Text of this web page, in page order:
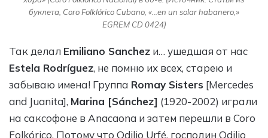
буклета, Coro Folklórico Cubano, «…en un solar habanero,»
EGREM CD 0424)
Так делал Emiliano Sanchez и… ушедшая от нас
Estela Rodríguez, не помню их всех, старею и
забываю имена! Группа Romay Sisters [Mercedes
and Juanita], Marina [Sánchez] (1920-2002) играли
на саксофоне в Anacaona и затем перешли в Coro
Folkórico. Потому что Odilio Urfé, господин Odilio